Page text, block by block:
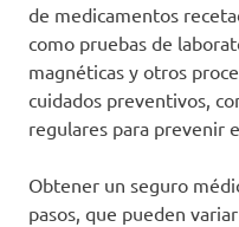
de medicamentos
como pruebas de
magnéticas y otros
cuidados preventivos,
regulares para prevenir
Obtener un seguro
pasos, que pueden